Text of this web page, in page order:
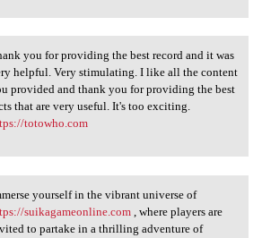
you for providing the
you for providing the best record and it was
helpful. Very stimulating. I like all the content
provided and thank you for providing the best
that are very useful. It's too exciting.
totowho.com
yourself in the
yourself in the vibrant universe of
suikagameonline.com, where players are
to partake in a thrilling adventure of